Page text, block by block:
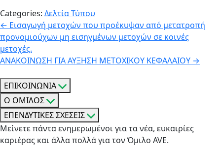
Categories: Δελτία Τύπου
Πλοήγηση
άρθρων
← Εισαγωγή μετοχών που προέκυψαν από μετατροπή
προνομιούχων μη εισηγμένων μετοχών σε κοινές
μετοχές.
ΑΝΑΚΟΙΝΩΣΗ ΓΙΑ ΑΥΞΗΣΗ ΜΕΤΟΧΙΚΟΥ ΚΕΦΑΛΑΙΟΥ →
ΕΠΙΚΟΙΝΩΝΙΑ
Ο ΟΜΙΛΟΣ
ΕΠΕΝΔΥΤΙΚΕΣ ΣΧΕΣΕΙΣ
Μείνετε πάντα ενημερωμένοι για τα νέα, ευκαιρίες
καριέρας και άλλα πολλά για τον Όμιλο AVE.